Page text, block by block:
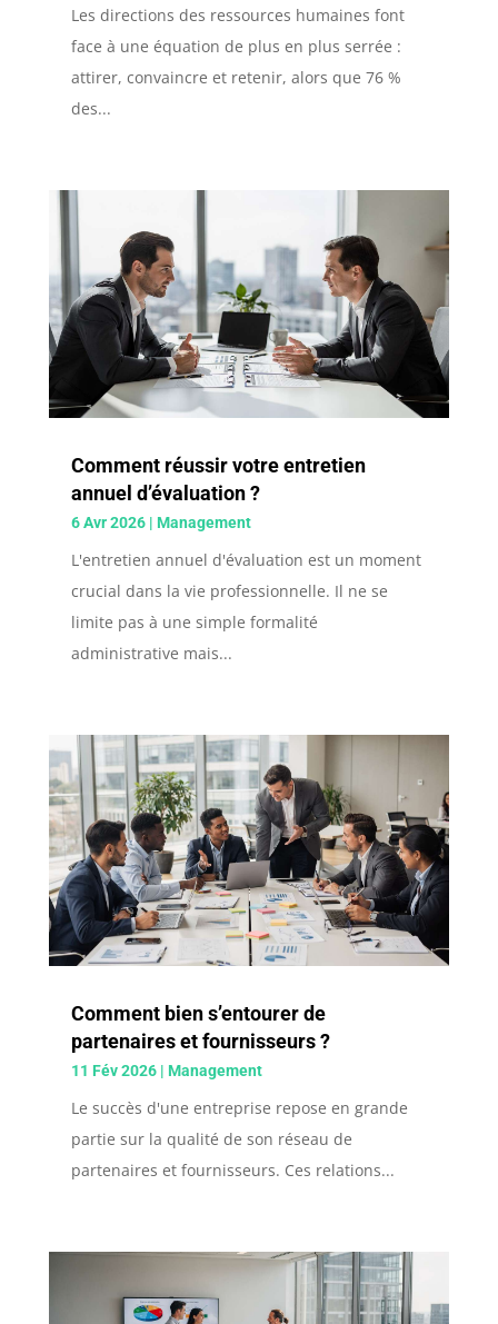
Les directions des ressources humaines font
face à une équation de plus en plus serrée :
attirer, convaincre et retenir, alors que 76 %
des...
Comment réussir votre entretien
annuel d’évaluation ?
6 Avr 2026| Management
L'entretien annuel d'évaluation est un moment
crucial dans la vie professionnelle. Il ne se
limite pas à une simple formalité
administrative mais...
Comment bien s’entourer de
partenaires et fournisseurs ?
11 Fév 2026| Management
Le succès d'une entreprise repose en grande
partie sur la qualité de son réseau de
partenaires et fournisseurs. Ces relations...